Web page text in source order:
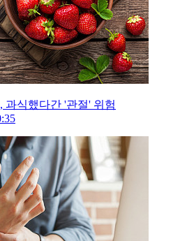
과식했다간 '관절' 위험